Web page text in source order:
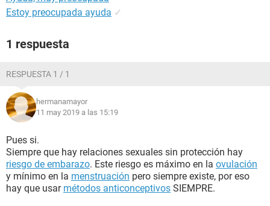
Estoy preocupada ayuda ✓
1 respuesta
RESPUESTA 1 / 1
hermanamayor
11 may 2019 a las 15:19
Pues si.
Siempre que hay relaciones sexuales sin protección hay
riesgo de embarazo. Este riesgo es máximo en la ovulación
y mínimo en la menstruación pero siempre existe, por eso
hay que usar métodos anticonceptivos SIEMPRE.